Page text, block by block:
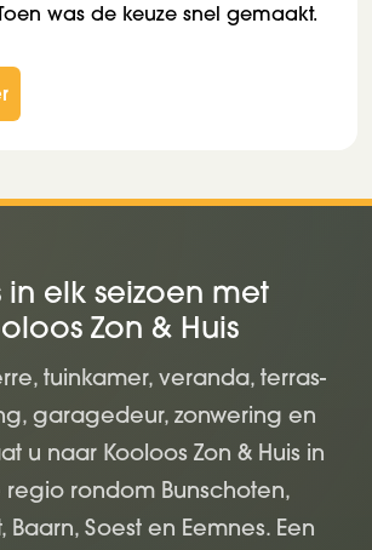
was de keuze snel gemaakt.
in elk seizoen met
Zon & Huis
tuinkamer, veranda, terras-
garagedeur, zonwering en
u naar Kooloos Zon & Huis in
rondom Bunschoten,
Baarn, Soest en Eemnes. Een